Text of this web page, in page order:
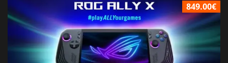
849.00€